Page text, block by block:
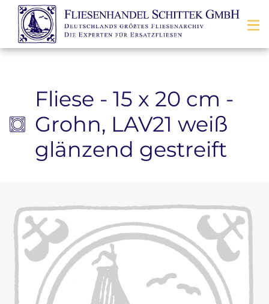
Zum Inhalt springen
Fliese - 15 x 20 cm -
Grohn, LAV21 weiß
glänzend gestreift